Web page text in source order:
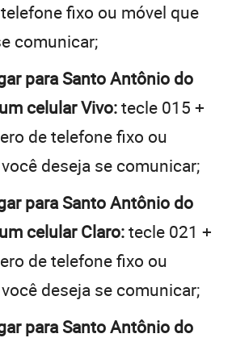
fixo ou móvel que
comunicar;
para Santo Antônio do
celular Vivo:tecle 015 +
de telefone fixo ou
deseja se comunicar;
para Santo Antônio do
celular Claro:tecle 021 +
de telefone fixo ou
deseja se comunicar;
para Santo Antônio do